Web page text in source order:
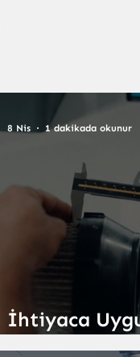
İhtiyaca
Filtrasyon
8 Nis 1 dakikada okunur